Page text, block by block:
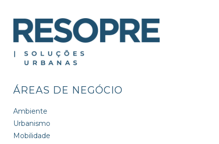
ÁREAS DE NEGÓCIO
Ambiente
Urbanismo
Mobilidade